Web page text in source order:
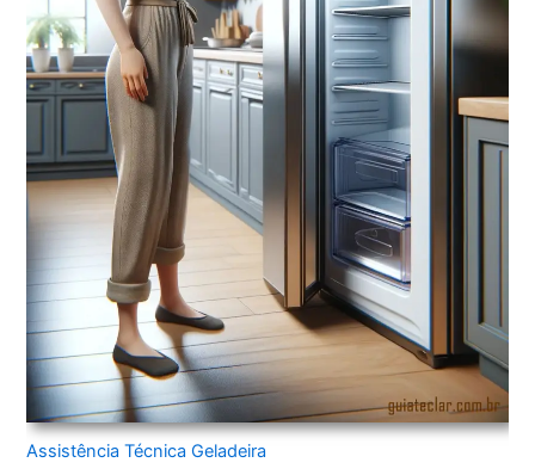
Assistência Técnica Geladeira